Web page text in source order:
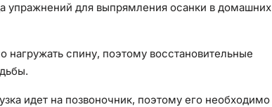
для выпрямления осанки в домашних
спину, поэтому восстановительные
идет на позвоночник, поэтому его необходимо